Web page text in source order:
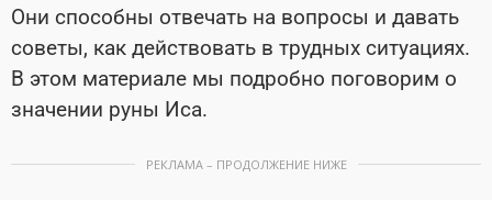
Они способны отвечать на вопросы и давать
советы, как действовать в трудных ситуациях.
В этом материале мы подробно поговорим о
значении руны Иса.
РЕКЛАМА – ПРОДОЛЖЕНИЕ НИЖЕ